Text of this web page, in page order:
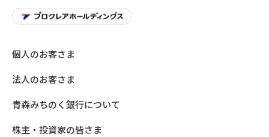
個人のお客さま
法人のお客さま
青森みちのく銀行について
株主・投資家の皆さま